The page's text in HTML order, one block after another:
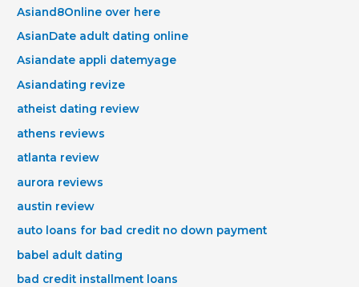
Asiand8Online over here
AsianDate adult dating online
Asiandate appli datemyage
Asiandating revize
atheist dating review
athens reviews
atlanta review
aurora reviews
austin review
auto loans for bad credit no down payment
babel adult dating
bad credit installment loans